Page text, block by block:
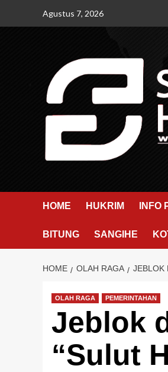
Agustus 7, 2026
HOME HUKRIM INFO
BITUNG SANGIHE
HOME OLAH RAGA JEBLOK
OLAH RAGA PEMERINTAHAN
Jeblok
“Sulut